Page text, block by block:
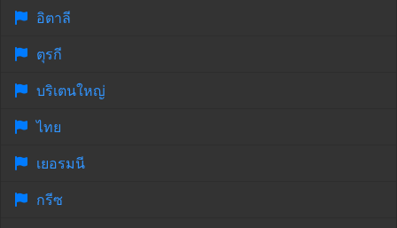
อิตาลี
ตุรกี
บริเตนใหญ่
ไทย
เยอรมนี
กรีซ